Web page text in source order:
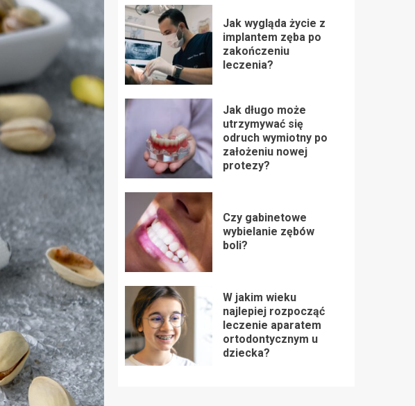
Jak wygląda życie z
implantem zęba po
zakończeniu
leczenia?
Jak długo może
utrzymywać się
odruch wymiotny po
założeniu nowej
protezy?
Czy gabinetowe
wybielanie zębów
boli?
W jakim wieku
najlepiej rozpocząć
leczenie aparatem
ortodontycznym u
dziecka?